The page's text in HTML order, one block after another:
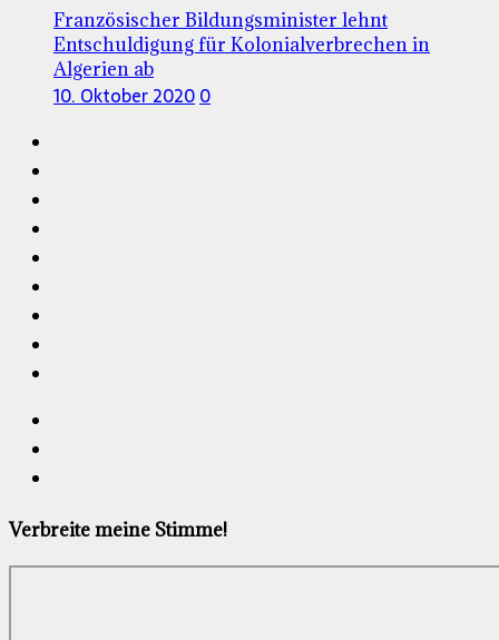
Französischer Bildungsminister lehnt
Entschuldigung für Kolonialverbrechen in
Algerien ab
10. Oktober 20200
Verbreite meine Stimme!